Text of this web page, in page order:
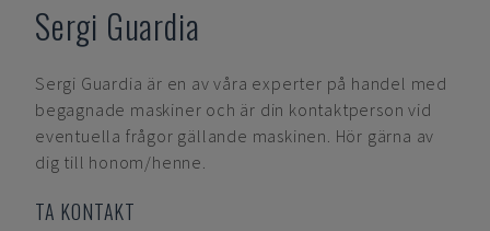
Sergi Guardia
Sergi Guardia är en av våra experter på handel med
begagnade maskiner och är din kontaktperson vid
eventuella frågor gällande maskinen. Hör gärna av
dig till honom/henne.
TA KONTAKT